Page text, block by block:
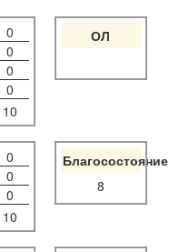
0
0
0
0
10
ОЛ
0
0
0
10
Благосостояние
8